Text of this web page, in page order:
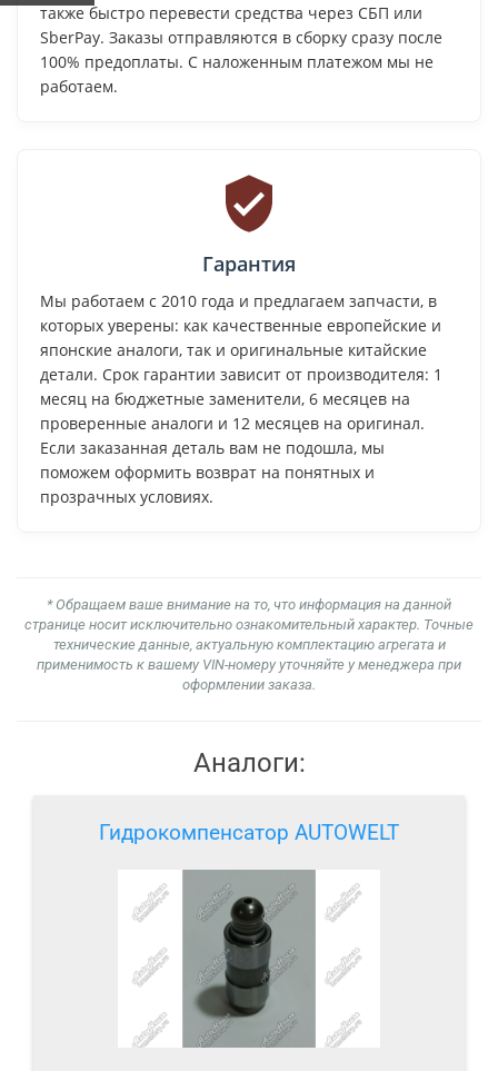
также быстро перевести средства через СБП или
SberPay. Заказы отправляются в сборку сразу после
100% предоплаты. С наложенным платежом мы не
работаем.
Гарантия
Мы работаем с 2010 года и предлагаем запчасти, в
которых уверены: как качественные европейские и
японские аналоги, так и оригинальные китайские
детали. Срок гарантии зависит от производителя: 1
месяц на бюджетные заменители, 6 месяцев на
проверенные аналоги и 12 месяцев на оригинал.
Если заказанная деталь вам не подошла, мы
поможем оформить возврат на понятных и
прозрачных условиях.
* Обращаем ваше внимание на то, что информация на данной
странице носит исключительно ознакомительный характер. Точные
технические данные, актуальную комплектацию агрегата и
применимость к вашему VIN-номеру уточняйте у менеджера при
оформлении заказа.
Аналоги:
Гидрокомпенсатор AUTOWELT